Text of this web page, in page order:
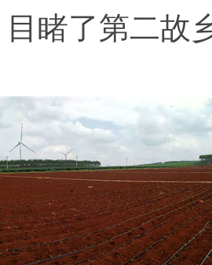
睹了第二故